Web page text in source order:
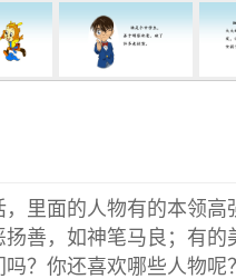
里面的人物有的本领
善，如神笔马良；有
？你还喜欢哪些人物